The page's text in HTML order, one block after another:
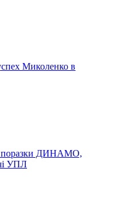
Миколенко в
поразки ДИНАМО,
УПЛ